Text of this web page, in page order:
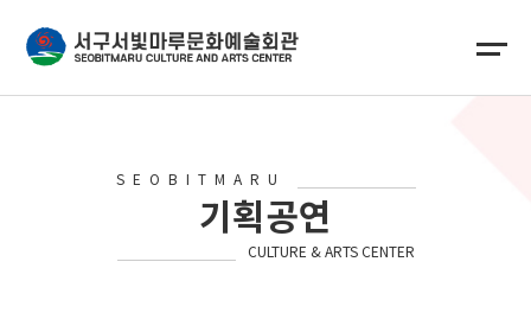
SEOBITMARU
기획공연
CULTURE & ARTS CENTER